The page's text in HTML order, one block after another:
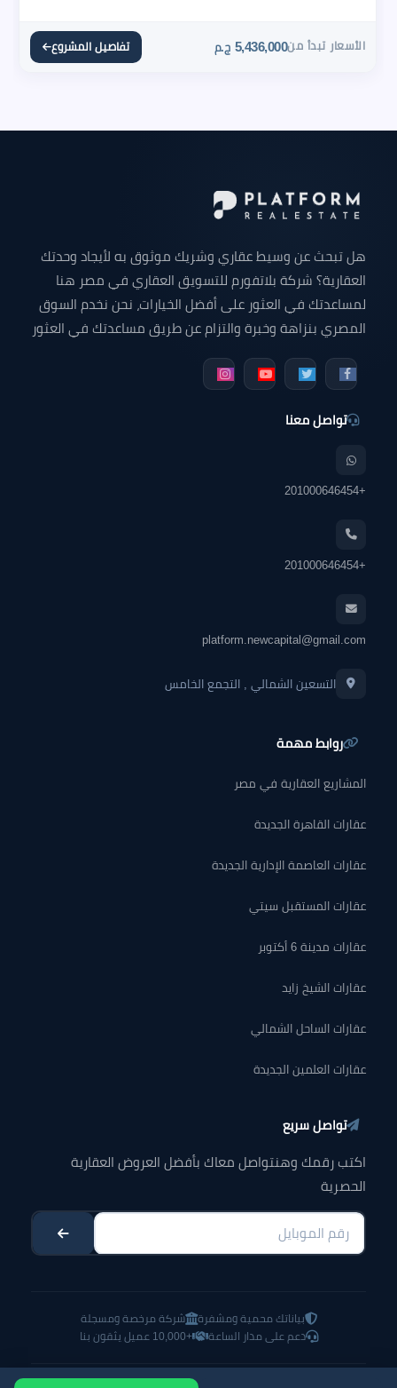
الأسعار تبدأ من5,436,000 ج.م تفاصيل المشروع
هل تبحث عن وسيط عقاري وشريك موثوق به لأيجاد وحدتك
العقارية؟ شركة بلاتفورم للتسويق العقاري في مصر هنا
لمساعدتك في العثور على أفضل الخيارات، نحن نخدم السوق
المصري بنزاهة وخبرة والتزام عن طريق مساعدتك في العثور
دوبلكس للبيع - فيلا للبيع - محل تجاري - مكتب إداري - عيادة
تواصل معنا
+201000646454
+201000646454
platform.newcapital@gmail.com
التسعين الشمالي , التجمع الخامس
روابط مهمة
المشاريع العقارية في مصر
عقارات القاهرة الجديدة
عقارات العاصمة الإدارية الجديدة
عقارات المستقبل سيتي
عقارات مدينة 6 أكتوبر
عقارات الشيخ زايد
عقارات الساحل الشمالي
عقارات العلمين الجديدة
تواصل سريع
اكتب رقمك وهنتواصل معاك بأفضل العروض العقارية
الحصرية
بياناتك محمية ومشفرة
شركة مرخصة ومسجلة
دعم على مدار الساعة
+10,000 عميل يثقون بنا